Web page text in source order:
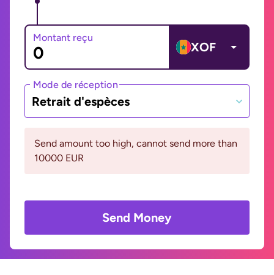
Montant reçu
XOF
Mode de réception
Retrait d'espèces
Send amount too high, cannot send more than
10000 EUR
Send Money